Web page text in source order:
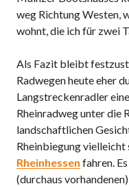
weg Richtung Westen,
wohnt, die ich für zwei
Als Fazit bleibt
Radwegen heute eher
Langstreckenradler
Rheinradweg unter die
landschaftlichen
Rheinbiegung vielleicht
Rheinhessen fahren.
(durchaus